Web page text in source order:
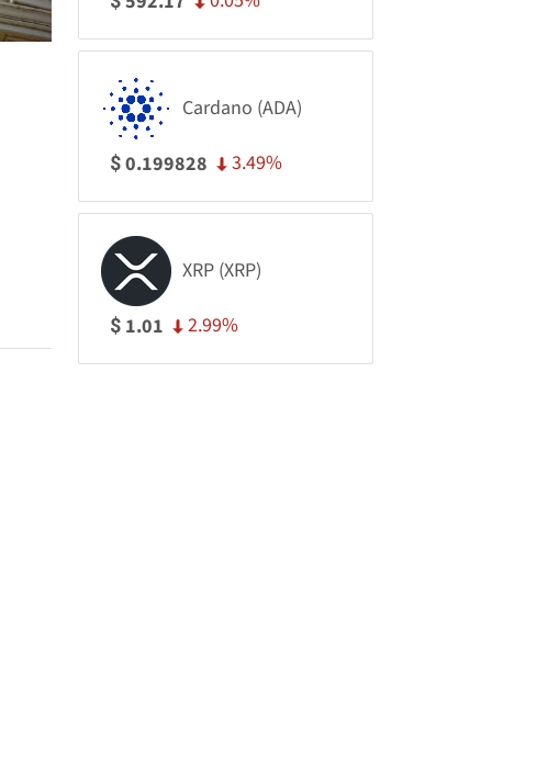
Cardano (ADA)
$0.199828 3.49%
XRP (XRP)
$ 1.01 2.99%